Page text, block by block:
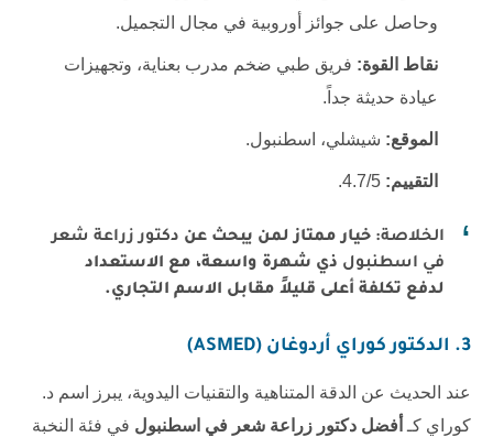
وحاصل على جوائز أوروبية في مجال التجميل.
نقاط القوة: فريق طبي ضخم مدرب بعناية، وتجهيزات
عيادة حديثة جداً.
الموقع: شيشلي، اسطنبول.
التقييم:
الخلاصة: خيار ممتاز لمن يبحث عن دكتور زراعة شعر
في اسطنبول ذي شهرة واسعة، مع الاستعداد
لدفع تكلفة أعلى قليلاً مقابل الاسم التجاري.
3. الدكتور كوراي أردوغان (ASMED)
عند الحديث عن الدقة المتناهية والتقنيات اليدوية، يبرز اسم د.
كوراي كـ أفضل دكتور زراعة شعر في اسطنبول في فئة النخبة